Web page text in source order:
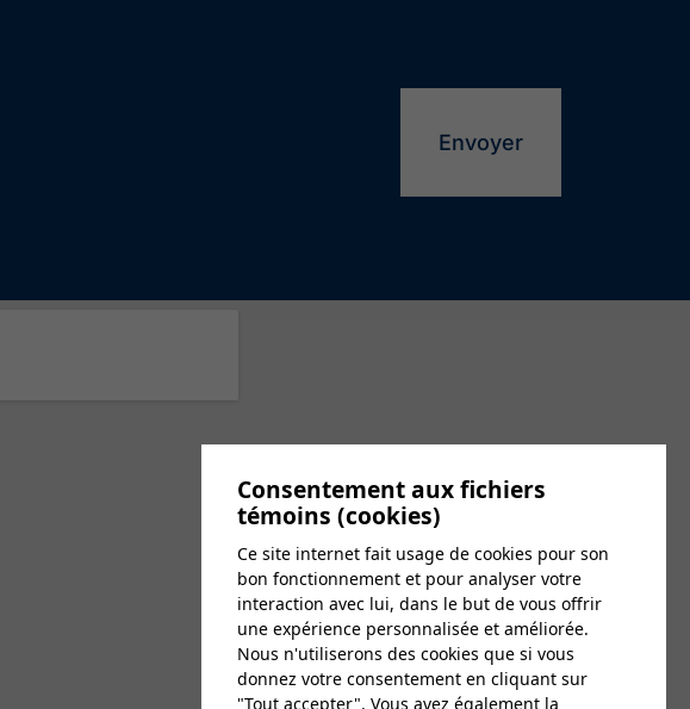
Consentement aux fichiers
témoins (cookies)
Ce site internet fait usage de cookies pour son
bon fonctionnement et pour analyser votre
interaction avec lui, dans le but de vous offrir
une expérience personnalisée et améliorée.
Nous n'utiliserons des cookies que si vous
donnez votre consentement en cliquant sur
"Tout accepter". Vous avez également la